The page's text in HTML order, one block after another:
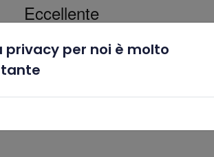
privacy per noi è molto